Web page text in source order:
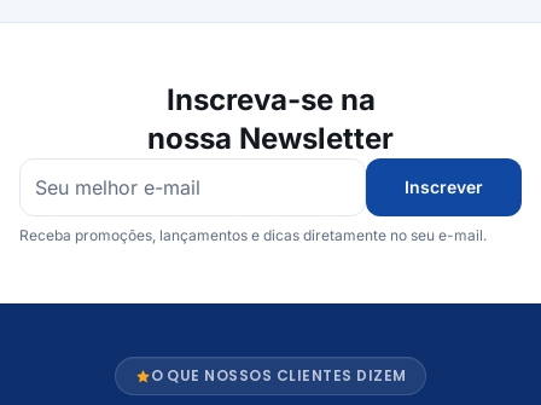
Inscreva-se na
nossa Newsletter
Inscrever
Receba promoções, lançamentos e dicas diretamente no seu e-mail.
O QUE NOSSOS CLIENTES DIZEM